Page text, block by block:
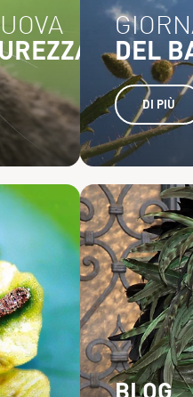
DEL
DI PIÙ